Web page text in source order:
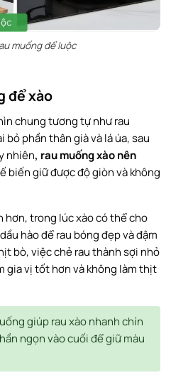
muống để luộc
để xào
chung tương tự như rau
bỏ phần thân già và lá úa, sau
nhiên, rau muống xào nên
biến giữ được độ giòn và không
hơn, trong lúc xào có thể cho
hào để rau bóng đẹp và đậm
bò, việc chẻ rau thành sợi nhỏ
gia vị tốt hơn và không làm thịt
giúp rau xào nhanh chín
ngọn vào cuối để giữ màu